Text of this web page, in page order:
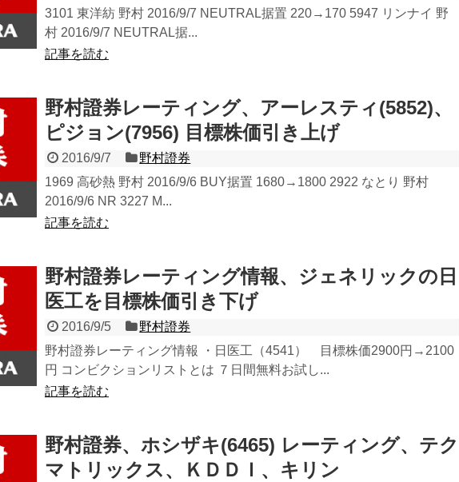
3101 東洋紡 野村 2016/9/7 NEUTRAL据置 220→170 5947 リンナイ 野
村 2016/9/7 NEUTRAL据...
記事を読む
野村證券レーティング、アーレスティ(5852)、
ピジョン(7956) 目標株価引き上げ
2016/9/7
野村證券
1969 高砂熱 野村 2016/9/6 BUY据置 1680→1800 2922 なとり 野村
2016/9/6 NR 3227 M...
記事を読む
野村證券レーティング情報、ジェネリックの日
医工を目標株価引き下げ
2016/9/5
野村證券
野村證券レーティング情報 ・日医工（4541） 目標株価2900円→2100
円 コンビクションリストとは ７日間無料お試し...
記事を読む
野村證券、ホシザキ(6465) レーティング、テク
マトリックス、ＫＤＤＩ、キリン